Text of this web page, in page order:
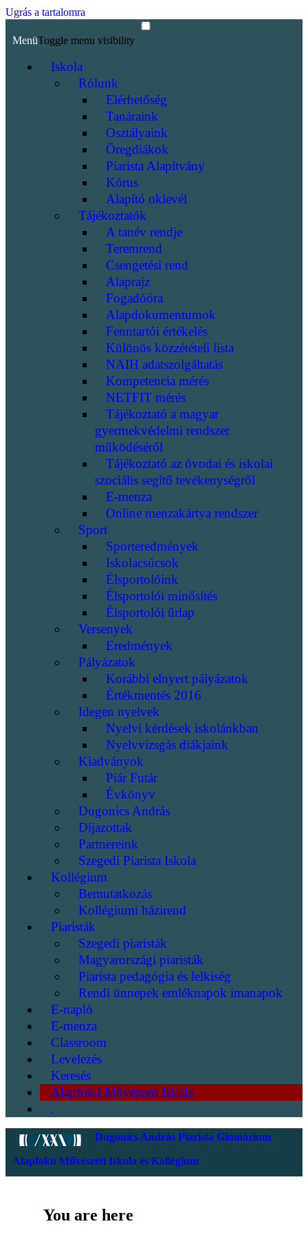
Ugrás a tartalomra
MenüToggle menu visibility
Iskola
Rólunk
Elérhetőség
Tanáraink
Osztályaink
Öregdiákok
Piarista Alapítvány
Kórus
Alapító oklevél
Tájékoztatók
A tanév rendje
Teremrend
Csengetési rend
Alaprajz
Fogadóóra
Alapdokumentumok
Fenntartói értékelés
Különös közzétételi lista
NAIH adatszolgáltatás
Kompetencia mérés
NETFIT mérés
Tájékoztató a magyar
gyermekvédelmi rendszer
működéséről
Tájékoztató az óvodai és iskolai
szociális segítő tevékenységről
E-menza
Online menzakártya rendszer
Sport
Sporteredmények
Iskolacsúcsok
Élsportolóink
Élsportolói minősítés
Élsportolói űrlap
Versenyek
Eredmények
Pályázatok
Korábbi elnyert pályázatok
Értékmentés 2016
Idegen nyelvek
Nyelvi kérdések iskolánkban
Nyelvvizsgás diákjaink
Kiadványok
Piár Futár
Évkönyv
Dugonics András
Díjazottak
Partnereink
Szegedi Piarista Iskola
Kollégium
Bemutatkozás
Kollégiumi házirend
Piaristák
Szegedi piaristák
Magyarországi piaristák
Piarista pedagógia és lelkiség
Rendi ünnepek emléknapok imanapok
E-napló
E-menza
Classroom
Levelezés
Keresés
Alapfokú Művészeti Iskola
.
Dugonics András Piarista Gimnázium
Alapfokú Művészeti Iskola és Kollégium
You are here